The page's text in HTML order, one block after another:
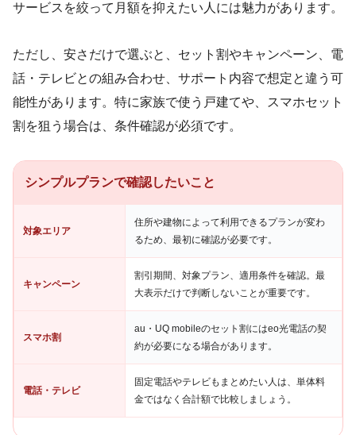
サービスを絞って月額を抑えたい人には魅力があります。
ただし、安さだけで選ぶと、セット割やキャンペーン、電
話・テレビとの組み合わせ、サポート内容で想定と違う可
能性があります。特に家族で使う戸建てや、スマホセット
割を狙う場合は、条件確認が必須です。
シンプルプランで確認したいこと
対象エリア
住所や建物によって利用できるプランが変わ
るため、最初に確認が必要です。
キャンペーン
割引期間、対象プラン、適用条件を確認。最
大表示だけで判断しないことが重要です。
スマホ割
au・UQ mobileのセット割にはeo光電話の契
約が必要になる場合があります。
電話・テレビ
固定電話やテレビもまとめたい人は、単体料
金ではなく合計額で比較しましょう。